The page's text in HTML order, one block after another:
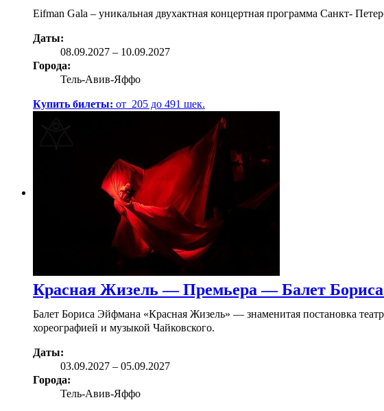
Eifman Gala – уникальная двухактная концертная программа Санкт-
Даты:
08.09.2027 – 10.09.2027
Города:
Тель-Авив-Яффо
Купить билеты: от 205 до 491 шек.
Красная Жизель — Премьера — Балет
Балет Бориса Эйфмана «Красная Жизель» — знаменитая постановка
хореографией и музыкой Чайковского.
Даты:
03.09.2027 – 05.09.2027
Города:
Тель-Авив-Яффо